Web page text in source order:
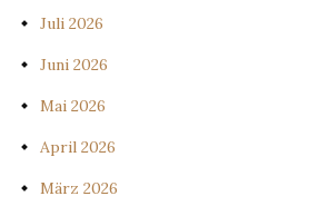
Juli 2026
Juni 2026
Mai 2026
April 2026
März 2026